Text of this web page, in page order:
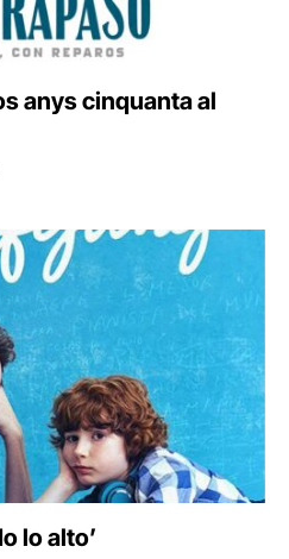
anys cinquanta al
lo alto’